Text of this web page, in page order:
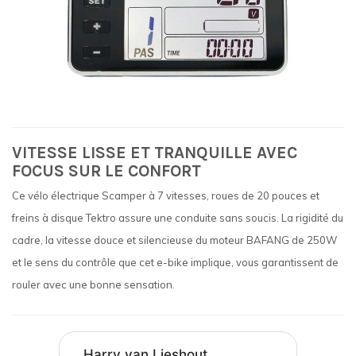
VITESSE LISSE ET TRANQUILLE AVEC
FOCUS SUR LE CONFORT
Ce vélo électrique Scamper à 7 vitesses, roues de 20 pouces et
freins à disque Tektro assure une conduite sans soucis. La rigidité du
cadre, la vitesse douce et silencieuse du moteur BAFANG de 250W
et le sens du contrôle que cet e-bike implique, vous garantissent de
rouler avec une bonne sensation.